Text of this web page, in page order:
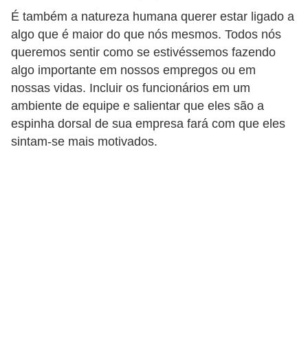
É também a natureza humana querer estar ligado a
algo que é maior do que nós mesmos. Todos nós
queremos sentir como se estivéssemos fazendo
algo importante em nossos empregos ou em
nossas vidas. Incluir os funcionários em um
ambiente de equipe e salientar que eles são a
espinha dorsal de sua empresa fará com que eles
sintam-se mais motivados.
a
1
5
1
0
M